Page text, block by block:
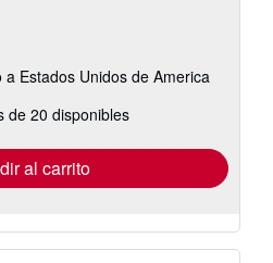
Estados Unidos de America
de 20 disponibles
al carrito